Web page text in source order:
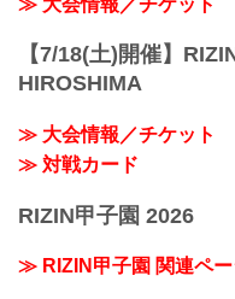
【7/18(土)開催】
HIROSHIMA
≫ 大会情報／チケット
≫ 対戦カード
RIZIN甲子園 2026
≫ RIZIN甲子園 関連ペ